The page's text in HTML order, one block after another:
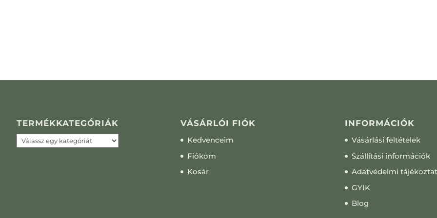
TERMÉKKATEGÓRIÁK VÁSÁRLÓI FIÓK
Kedvenceim
Fiókom
Kosár
INFORMÁCIÓK
Vásárlási feltételek
Szállítási információk
Adatvédelmi
GYIK
Blog